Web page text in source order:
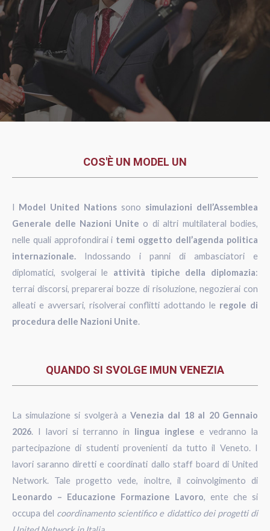
COS'È UN MODEL UN
I Model United Nations sono simulazioni dell’Assemblea
Generale delle Nazioni Unite o di altri multilateral bodies,
nelle quali approfondirai i temi oggetto dell’agenda politica
internazionale. Indossando i panni di ambasciatori e
diplomatici, svolgerai le attività tipiche della diplomazia:
terrai discorsi, preparerai bozze di risoluzione, negozierai con
alleati e avversari, risolverai conflitti adottando le regole di
procedura delle Nazioni Unite.
QUANDO SI SVOLGE IMUN VENEZIA
La simulazione si svolgerà a Venezia dal 18 al 20 Gennaio
2026. I lavori si terranno in lingua inglese e vedranno la
partecipazione di studenti provenienti da tutto il Veneto. I
lavori saranno diretti e coordinati dallo staff board di United
Network. Tale progetto vede, inoltre, il coinvolgimento di
Leonardo – Educazione Formazione Lavoro, ente che si
occupa del coordinamento scientifico e didattico dei progetti di